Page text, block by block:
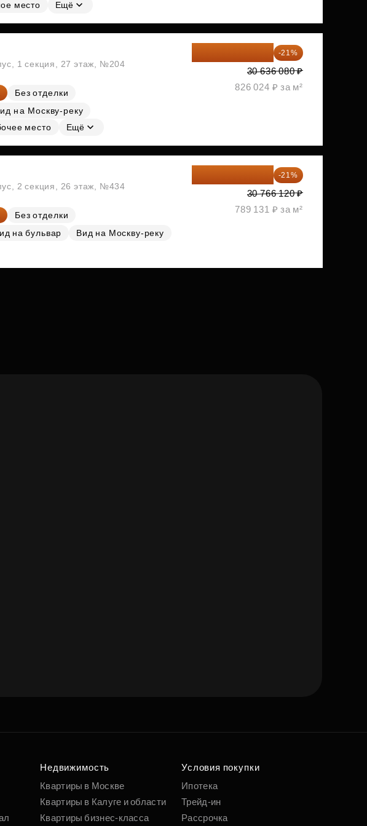
место
Ещё
1 секция, 27 этаж, №204
Без отделки
на Москву-реку
место
Ещё
-21%
30 636 080 ₽
826 024 ₽ за м²
2 секция, 26 этаж, №434
Без отделки
на бульвар
Вид на Москву-реку
-21%
30 766 120 ₽
789 131 ₽ за м²
Недвижимость
Квартиры в Москве
Квартиры в Калуге и области
Квартиры бизнес-класса
Условия покупки
Ипотека
Трейд-ин
Рассрочка